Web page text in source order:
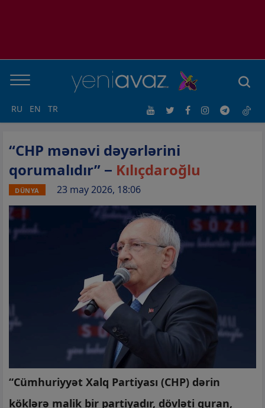
RU EN TR
“CHP mənəvi dəyərlərini
qorumalıdır” − Kılıçdaroğlu
DÜNYA 23 may 2026, 18:06
“Cümhuriyyət Xalq Partiyası (CHP) dərin
köklərə malik bir partiyadır, dövləti quran,